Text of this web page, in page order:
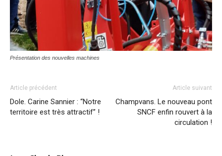
Présentation des nouvelles machines
Article précédent
Dole. Carine Sannier : “Notre
territoire est très attractif” !
Article suivant
Champvans. Le nouveau pont
SNCF enfin rouvert à la
circulation !